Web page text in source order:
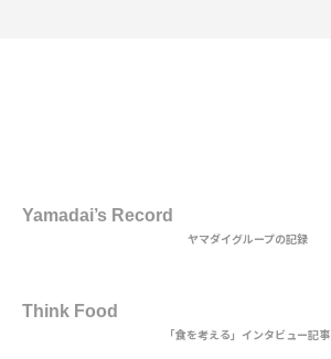
Yamadai’s Record
ヤマダイグループの記録
Think Food
「食を考える」インタビュー記事